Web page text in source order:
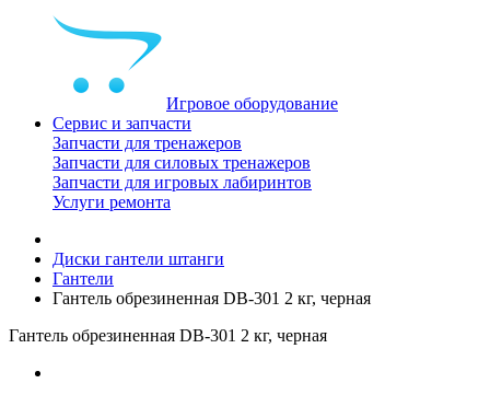
Игровое оборудование
Сервис и запчасти
Запчасти для тренажеров
Запчасти для силовых тренажеров
Запчасти для игровых лабиринтов
Услуги ремонта
Диски гантели штанги
Гантели
Гантель обрезиненная DB-301 2 кг, черная
Гантель обрезиненная DB-301 2 кг, черная